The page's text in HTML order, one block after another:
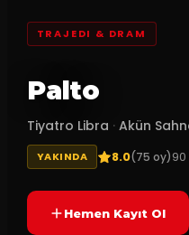
TRAJEDI & DRAM
Palto
Tiyatro Libra · Akün
YAKINDA 8.0(75 oy)90
Hemen Kayıt Ol